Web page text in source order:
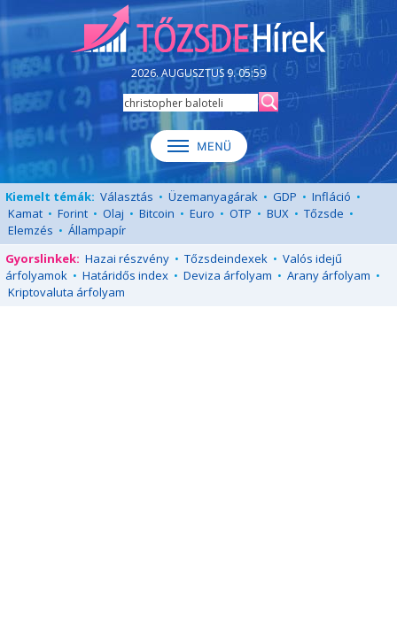
2026. AUGUSZTUS 9. 05:59
Kiemelt témák: Választás • Üzemanyagárak • GDP • Infláció •
Kamat • Forint • Olaj • Bitcoin • Euro • OTP • BUX • Tőzsde •
Elemzés • Állampapír
Gyorslinkek: Hazai részvény • Tőzsdeindexek • Valós idejű
árfolyamok • Határidős index • Deviza árfolyam • Arany árfolyam •
Kriptovaluta árfolyam